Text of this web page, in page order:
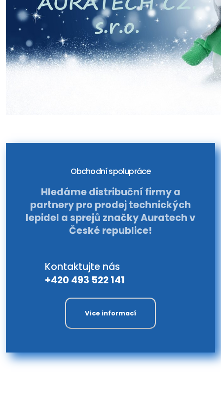
Obchodní spolupráce
Hledáme distribuční firmy a
partnery pro prodej technických
lepidel a sprejů značky Auratech v
České republice!
Kontaktujte nás
+420 493 522 141
Více informací